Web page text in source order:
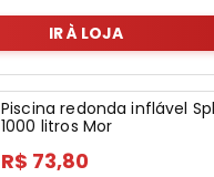
IR À LOJA
Piscina redonda inflável
1000 litros Mor
R$ 73,80